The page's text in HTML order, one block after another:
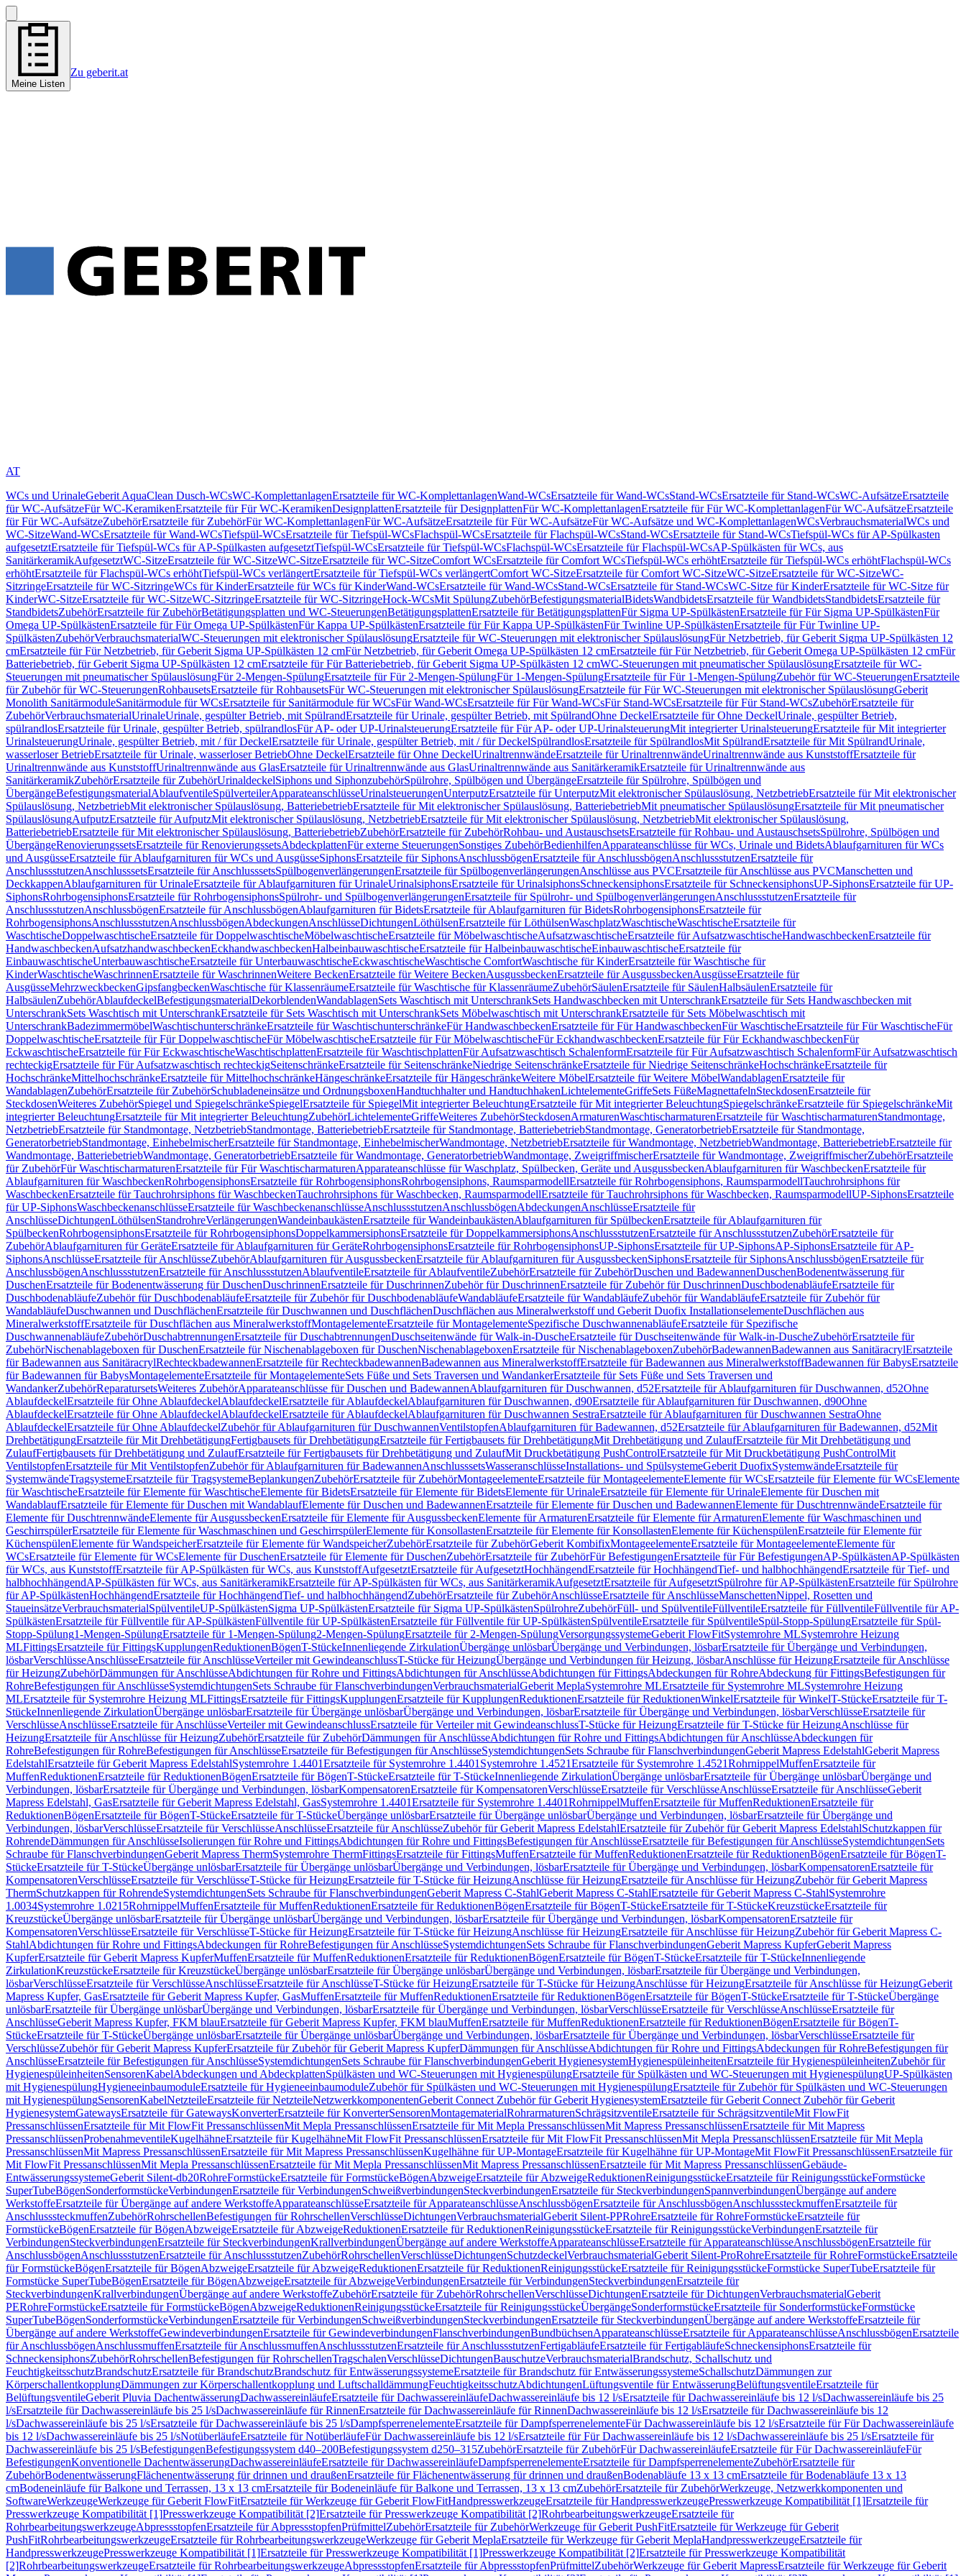
Meine Listen
Zu geberit.at
AT
WCs und UrinaleGeberit AquaClean Dusch-WCsWC-KomplettanlagenErsatzteile für WC-KomplettanlagenWand-WCsErsatzteile für Wand-WCsStand-WCsErsatzteile für Stand-WCsWC-AufsätzeErsatzteile
für WC-AufsätzeFür WC-KeramikenErsatzteile für Für WC-KeramikenDesignplattenErsatzteile für DesignplattenFür WC-KomplettanlagenErsatzteile für Für WC-KomplettanlagenFür WC-AufsätzeErsatzteile
für Für WC-AufsätzeZubehörErsatzteile für ZubehörFür WC-KomplettanlagenFür WC-AufsätzeErsatzteile für Für WC-AufsätzeFür WC-Aufsätze und WC-KomplettanlagenWCsVerbrauchsmaterialWCs und
WC-SitzeWand-WCsErsatzteile für Wand-WCsTiefspül-WCsErsatzteile für Tiefspül-WCsFlachspül-WCsErsatzteile für Flachspül-WCsStand-WCsErsatzteile für Stand-WCsTiefspül-WCs für AP-Spülkasten
aufgesetztErsatzteile für Tiefspül-WCs für AP-Spülkasten aufgesetztTiefspül-WCsErsatzteile für Tiefspül-WCsFlachspül-WCsErsatzteile für Flachspül-WCsAP-Spülkästen für WCs, aus
SanitärkeramikAufgesetztWC-SitzeErsatzteile für WC-SitzeWC-SitzeErsatzteile für WC-SitzeComfort WCsErsatzteile für Comfort WCsTiefspül-WCs erhöhtErsatzteile für Tiefspül-WCs erhöhtFlachspül-WCs
erhöhtErsatzteile für Flachspül-WCs erhöhtTiefspül-WCs verlängertErsatzteile für Tiefspül-WCs verlängertComfort WC-SitzeErsatzteile für Comfort WC-SitzeWC-SitzeErsatzteile für WC-SitzeWC-
SitzringeErsatzteile für WC-SitzringeWCs für KinderErsatzteile für WCs für KinderWand-WCsErsatzteile für Wand-WCsStand-WCsErsatzteile für Stand-WCsWC-Sitze für KinderErsatzteile für WC-Sitze für
KinderWC-SitzeErsatzteile für WC-SitzeWC-SitzringeErsatzteile für WC-SitzringeHock-WCsMit SpülungZubehörBefestigungsmaterialBidetsWandbidetsErsatzteile für WandbidetsStandbidetsErsatzteile für
StandbidetsZubehörErsatzteile für ZubehörBetätigungsplatten und WC-SteuerungenBetätigungsplattenErsatzteile für BetätigungsplattenFür Sigma UP-SpülkästenErsatzteile für Für Sigma UP-SpülkästenFür
Omega UP-SpülkästenErsatzteile für Für Omega UP-SpülkästenFür Kappa UP-SpülkästenErsatzteile für Für Kappa UP-SpülkästenFür Twinline UP-SpülkästenErsatzteile für Für Twinline UP-
SpülkästenZubehörVerbrauchsmaterialWC-Steuerungen mit elektronischer SpülauslösungErsatzteile für WC-Steuerungen mit elektronischer SpülauslösungFür Netzbetrieb, für Geberit Sigma UP-Spülkästen 12
cmErsatzteile für Für Netzbetrieb, für Geberit Sigma UP-Spülkästen 12 cmFür Netzbetrieb, für Geberit Omega UP-Spülkästen 12 cmErsatzteile für Für Netzbetrieb, für Geberit Omega UP-Spülkästen 12 cmFür
Batteriebetrieb, für Geberit Sigma UP-Spülkästen 12 cmErsatzteile für Für Batteriebetrieb, für Geberit Sigma UP-Spülkästen 12 cmWC-Steuerungen mit pneumatischer SpülauslösungErsatzteile für WC-
Steuerungen mit pneumatischer SpülauslösungFür 2-Mengen-SpülungErsatzteile für Für 2-Mengen-SpülungFür 1-Mengen-SpülungErsatzteile für Für 1-Mengen-SpülungZubehör für WC-SteuerungenErsatzteile
für Zubehör für WC-SteuerungenRohbausetsErsatzteile für RohbausetsFür WC-Steuerungen mit elektronischer SpülauslösungErsatzteile für Für WC-Steuerungen mit elektronischer SpülauslösungGeberit
Monolith SanitärmoduleSanitärmodule für WCsErsatzteile für Sanitärmodule für WCsFür Wand-WCsErsatzteile für Für Wand-WCsFür Stand-WCsErsatzteile für Für Stand-WCsZubehörErsatzteile für
ZubehörVerbrauchsmaterialUrinaleUrinale, gespülter Betrieb, mit SpülrandErsatzteile für Urinale, gespülter Betrieb, mit SpülrandOhne DeckelErsatzteile für Ohne DeckelUrinale, gespülter Betrieb,
spülrandlosErsatzteile für Urinale, gespülter Betrieb, spülrandlosFür AP- oder UP-UrinalsteuerungErsatzteile für Für AP- oder UP-UrinalsteuerungMit integrierter UrinalsteuerungErsatzteile für Mit integrierter
UrinalsteuerungUrinale, gespülter Betrieb, mit / für DeckelErsatzteile für Urinale, gespülter Betrieb, mit / für DeckelSpülrandlosErsatzteile für SpülrandlosMit SpülrandErsatzteile für Mit SpülrandUrinale,
wasserloser BetriebErsatzteile für Urinale, wasserloser BetriebOhne DeckelErsatzteile für Ohne DeckelUrinaltrennwändeErsatzteile für UrinaltrennwändeUrinaltrennwände aus KunststoffErsatzteile für
Urinaltrennwände aus KunststoffUrinaltrennwände aus GlasErsatzteile für Urinaltrennwände aus GlasUrinaltrennwände aus SanitärkeramikErsatzteile für Urinaltrennwände aus
SanitärkeramikZubehörErsatzteile für ZubehörUrinaldeckelSiphons und SiphonzubehörSpülrohre, Spülbögen und ÜbergängeErsatzteile für Spülrohre, Spülbögen und
ÜbergängeBefestigungsmaterialAblaufventileSpülverteilerApparateanschlüsseUrinalsteuerungenUnterputzErsatzteile für UnterputzMit elektronischer Spülauslösung, NetzbetriebErsatzteile für Mit elektronischer
Spülauslösung, NetzbetriebMit elektronischer Spülauslösung, BatteriebetriebErsatzteile für Mit elektronischer Spülauslösung, BatteriebetriebMit pneumatischer SpülauslösungErsatzteile für Mit pneumatischer
SpülauslösungAufputzErsatzteile für AufputzMit elektronischer Spülauslösung, NetzbetriebErsatzteile für Mit elektronischer Spülauslösung, NetzbetriebMit elektronischer Spülauslösung,
BatteriebetriebErsatzteile für Mit elektronischer Spülauslösung, BatteriebetriebZubehörErsatzteile für ZubehörRohbau- und AustauschsetsErsatzteile für Rohbau- und AustauschsetsSpülrohre, Spülbögen und
ÜbergängeRenovierungssetsErsatzteile für RenovierungssetsAbdeckplattenFür externe SteuerungenSonstiges ZubehörBedienhilfenApparateanschlüsse für WCs, Urinale und BidetsAblaufgarnituren für WCs
und AusgüsseErsatzteile für Ablaufgarnituren für WCs und AusgüsseSiphonsErsatzteile für SiphonsAnschlussbögenErsatzteile für AnschlussbögenAnschlussstutzenErsatzteile für
AnschlussstutzenAnschlusssetsErsatzteile für AnschlusssetsSpülbogenverlängerungenErsatzteile für SpülbogenverlängerungenAnschlüsse aus PVCErsatzteile für Anschlüsse aus PVCManschetten und
DeckkappenAblaufgarnituren für UrinaleErsatzteile für Ablaufgarnituren für UrinaleUrinalsiphonsErsatzteile für UrinalsiphonsSchneckensiphonsErsatzteile für SchneckensiphonsUP-SiphonsErsatzteile für UP-
SiphonsRohrbogensiphonsErsatzteile für RohrbogensiphonsSpülrohr- und SpülbogenverlängerungenErsatzteile für Spülrohr- und SpülbogenverlängerungenAnschlussstutzenErsatzteile für
AnschlussstutzenAnschlussbögenErsatzteile für AnschlussbögenAblaufgarnituren für BidetsErsatzteile für Ablaufgarnituren für BidetsRohrbogensiphonsErsatzteile für
RohrbogensiphonsAnschlussstutzenAnschlussbögenAbdeckungenAnschlüsseDichtungenLöthülsenErsatzteile für LöthülsenWaschplatzWaschtischeWaschtischeErsatzteile für
WaschtischeDoppelwaschtischeErsatzteile für DoppelwaschtischeMöbelwaschtischeErsatzteile für MöbelwaschtischeAufsatzwaschtischeErsatzteile für AufsatzwaschtischeHandwaschbeckenErsatzteile für
HandwaschbeckenAufsatzhandwaschbeckenEckhandwaschbeckenHalbeinbauwaschtischeErsatzteile für HalbeinbauwaschtischeEinbauwaschtischeErsatzteile für
EinbauwaschtischeUnterbauwaschtischeErsatzteile für UnterbauwaschtischeEckwaschtischeWaschtische ComfortWaschtische für KinderErsatzteile für Waschtische für
KinderWaschtischeWaschrinnenErsatzteile für WaschrinnenWeitere BeckenErsatzteile für Weitere BeckenAusgussbeckenErsatzteile für AusgussbeckenAusgüsseErsatzteile für
AusgüsseMehrzweckbeckenGipsfangbeckenWaschtische für KlassenräumeErsatzteile für Waschtische für KlassenräumeZubehörSäulenErsatzteile für SäulenHalbsäulenErsatzteile für
HalbsäulenZubehörAblaufdeckelBefestigungsmaterialDekorblendenWandablagenSets Waschtisch mit UnterschrankSets Handwaschbecken mit UnterschrankErsatzteile für Sets Handwaschbecken mit
UnterschrankSets Waschtisch mit UnterschrankErsatzteile für Sets Waschtisch mit UnterschrankSets Möbelwaschtisch mit UnterschrankErsatzteile für Sets Möbelwaschtisch mit
UnterschrankBadezimmermöbelWaschtischunterschränkeErsatzteile für WaschtischunterschränkeFür HandwaschbeckenErsatzteile für Für HandwaschbeckenFür WaschtischeErsatzteile für Für WaschtischeFür
DoppelwaschtischeErsatzteile für Für DoppelwaschtischeFür MöbelwaschtischeErsatzteile für Für MöbelwaschtischeFür EckhandwaschbeckenErsatzteile für Für EckhandwaschbeckenFür
EckwaschtischeErsatzteile für Für EckwaschtischeWaschtischplattenErsatzteile für WaschtischplattenFür Aufsatzwaschtisch SchalenformErsatzteile für Für Aufsatzwaschtisch SchalenformFür Aufsatzwaschtisch
rechteckigErsatzteile für Für Aufsatzwaschtisch rechteckigSeitenschränkeErsatzteile für SeitenschränkeNiedrige SeitenschränkeErsatzteile für Niedrige SeitenschränkeHochschränkeErsatzteile für
HochschränkeMittelhochschränkeErsatzteile für MittelhochschränkeHängeschränkeErsatzteile für HängeschränkeWeitere MöbelErsatzteile für Weitere MöbelWandablagenErsatzteile für
WandablagenZubehörErsatzteile für ZubehörSchubladeneinsätze und OrdnungsboxenHandtuchhalter und HandtuchhakenLichtelementeGriffeSets FüßeMagnettafelnSteckdosenErsatzteile für
SteckdosenWeiteres ZubehörSpiegel und SpiegelschränkeSpiegelErsatzteile für SpiegelMit integrierter BeleuchtungErsatzteile für Mit integrierter BeleuchtungSpiegelschränkeErsatzteile für SpiegelschränkeMit
integrierter BeleuchtungErsatzteile für Mit integrierter BeleuchtungZubehörLichtelementeGriffeWeiteres ZubehörSteckdosenArmaturenWaschtischarmaturenErsatzteile für WaschtischarmaturenStandmontage,
NetzbetriebErsatzteile für Standmontage, NetzbetriebStandmontage, BatteriebetriebErsatzteile für Standmontage, BatteriebetriebStandmontage, GeneratorbetriebErsatzteile für Standmontage,
GeneratorbetriebStandmontage, EinhebelmischerErsatzteile für Standmontage, EinhebelmischerWandmontage, NetzbetriebErsatzteile für Wandmontage, NetzbetriebWandmontage, BatteriebetriebErsatzteile für
Wandmontage, BatteriebetriebWandmontage, GeneratorbetriebErsatzteile für Wandmontage, GeneratorbetriebWandmontage, ZweigriffmischerErsatzteile für Wandmontage, ZweigriffmischerZubehörErsatzteile
für ZubehörFür WaschtischarmaturenErsatzteile für Für WaschtischarmaturenApparateanschlüsse für Waschplatz, Spülbecken, Geräte und AusgussbeckenAblaufgarnituren für WaschbeckenErsatzteile für
Ablaufgarnituren für WaschbeckenRohrbogensiphonsErsatzteile für RohrbogensiphonsRohrbogensiphons, RaumsparmodellErsatzteile für Rohrbogensiphons, RaumsparmodellTauchrohrsiphons für
WaschbeckenErsatzteile für Tauchrohrsiphons für WaschbeckenTauchrohrsiphons für Waschbecken, RaumsparmodellErsatzteile für Tauchrohrsiphons für Waschbecken, RaumsparmodellUP-SiphonsErsatzteile
für UP-SiphonsWaschbeckenanschlüsseErsatzteile für WaschbeckenanschlüsseAnschlussstutzenAnschlussbögenAbdeckungenAnschlüsseErsatzteile für
AnschlüsseDichtungenLöthülsenStandrohreVerlängerungenWandeinbaukästenErsatzteile für WandeinbaukästenAblaufgarnituren für SpülbeckenErsatzteile für Ablaufgarnituren für
SpülbeckenRohrbogensiphonsErsatzteile für RohrbogensiphonsDoppelkammersiphonsErsatzteile für DoppelkammersiphonsAnschlussstutzenErsatzteile für AnschlussstutzenZubehörErsatzteile für
ZubehörAblaufgarnituren für GeräteErsatzteile für Ablaufgarnituren für GeräteRohrbogensiphonsErsatzteile für RohrbogensiphonsUP-SiphonsErsatzteile für UP-SiphonsAP-SiphonsErsatzteile für AP-
SiphonsAnschlüsseErsatzteile für AnschlüsseZubehörAblaufgarnituren für AusgussbeckenErsatzteile für Ablaufgarnituren für AusgussbeckenSiphonsErsatzteile für SiphonsAnschlussbögenErsatzteile für
AnschlussbögenAnschlussstutzenErsatzteile für AnschlussstutzenAblaufventileErsatzteile für AblaufventileZubehörErsatzteile für ZubehörDuschen und BadewannenDuschenBodenentwässerung für
DuschenErsatzteile für Bodenentwässerung für DuschenDuschrinnenErsatzteile für DuschrinnenZubehör für DuschrinnenErsatzteile für Zubehör für DuschrinnenDuschbodenabläufeErsatzteile für
DuschbodenabläufeZubehör für DuschbodenabläufeErsatzteile für Zubehör für DuschbodenabläufeWandabläufeErsatzteile für WandabläufeZubehör für WandabläufeErsatzteile für Zubehör für
WandabläufeDuschwannen und DuschflächenErsatzteile für Duschwannen und DuschflächenDuschflächen aus Mineralwerkstoff und Geberit Duofix InstallationselementeDuschflächen aus
MineralwerkstoffErsatzteile für Duschflächen aus MineralwerkstoffMontagelementeErsatzteile für MontagelementeSpezifische DuschwannenabläufeErsatzteile für Spezifische
DuschwannenabläufeZubehörDuschabtrennungenErsatzteile für DuschabtrennungenDuschseitenwände für Walk-in-DuscheErsatzteile für Duschseitenwände für Walk-in-DuscheZubehörErsatzteile für
ZubehörNischenablageboxen für DuschenErsatzteile für Nischenablageboxen für DuschenNischenablageboxenErsatzteile für NischenablageboxenZubehörBadewannenBadewannen aus SanitäracrylErsatzteile
für Badewannen aus SanitäracrylRechteckbadewannenErsatzteile für RechteckbadewannenBadewannen aus MineralwerkstoffErsatzteile für Badewannen aus MineralwerkstoffBadewannen für BabysErsatzteile
für Badewannen für BabysMontagelementeErsatzteile für MontagelementeSets Füße und Sets Traversen und WandankerErsatzteile für Sets Füße und Sets Traversen und
WandankerZubehörReparatursetsWeiteres ZubehörApparateanschlüsse für Duschen und BadewannenAblaufgarnituren für Duschwannen, d52Ersatzteile für Ablaufgarnituren für Duschwannen, d52Ohne
AblaufdeckelErsatzteile für Ohne AblaufdeckelAblaufdeckelErsatzteile für AblaufdeckelAblaufgarnituren für Duschwannen, d90Ersatzteile für Ablaufgarnituren für Duschwannen, d90Ohne
AblaufdeckelErsatzteile für Ohne AblaufdeckelAblaufdeckelErsatzteile für AblaufdeckelAblaufgarnituren für Duschwannen SestraErsatzteile für Ablaufgarnituren für Duschwannen SestraOhne
AblaufdeckelErsatzteile für Ohne AblaufdeckelZubehör für Ablaufgarnituren für DuschwannenVentilstopfenAblaufgarnituren für Badewannen, d52Ersatzteile für Ablaufgarnituren für Badewannen, d52Mit
DrehbetätigungErsatzteile für Mit DrehbetätigungFertigbausets für DrehbetätigungErsatzteile für Fertigbausets für DrehbetätigungMit Drehbetätigung und ZulaufErsatzteile für Mit Drehbetätigung und
ZulaufFertigbausets für Drehbetätigung und ZulaufErsatzteile für Fertigbausets für Drehbetätigung und ZulaufMit Druckbetätigung PushControlErsatzteile für Mit Druckbetätigung PushControlMit
VentilstopfenErsatzteile für Mit VentilstopfenZubehör für Ablaufgarnituren für BadewannenAnschlusssetsWasseranschlüsseInstallations- und SpülsystemeGeberit DuofixSystemwändeErsatzteile für
SystemwändeTragsystemeErsatzteile für TragsystemeBeplankungenZubehörErsatzteile für ZubehörMontageelementeErsatzteile für MontageelementeElemente für WCsErsatzteile für Elemente für WCsElemente
für WaschtischeErsatzteile für Elemente für WaschtischeElemente für BidetsErsatzteile für Elemente für BidetsElemente für UrinaleErsatzteile für Elemente für UrinaleElemente für Duschen mit
WandablaufErsatzteile für Elemente für Duschen mit WandablaufElemente für Duschen und BadewannenErsatzteile für Elemente für Duschen und BadewannenElemente für DuschtrennwändeErsatzteile für
Elemente für DuschtrennwändeElemente für AusgussbeckenErsatzteile für Elemente für AusgussbeckenElemente für ArmaturenErsatzteile für Elemente für ArmaturenElemente für Waschmaschinen und
GeschirrspülerErsatzteile für Elemente für Waschmaschinen und GeschirrspülerElemente für KonsollastenErsatzteile für Elemente für KonsollastenElemente für KüchenspülenErsatzteile für Elemente für
KüchenspülenElemente für WandspeicherErsatzteile für Elemente für WandspeicherZubehörErsatzteile für ZubehörGeberit KombifixMontageelementeErsatzteile für MontageelementeElemente für
WCsErsatzteile für Elemente für WCsElemente für DuschenErsatzteile für Elemente für DuschenZubehörErsatzteile für ZubehörFür BefestigungenErsatzteile für Für BefestigungenAP-SpülkästenAP-Spülkästen
für WCs, aus KunststoffErsatzteile für AP-Spülkästen für WCs, aus KunststoffAufgesetztErsatzteile für AufgesetztHochhängendErsatzteile für HochhängendTief- und halbhochhängendErsatzteile für Tief- und
halbhochhängendAP-Spülkästen für WCs, aus SanitärkeramikErsatzteile für AP-Spülkästen für WCs, aus SanitärkeramikAufgesetztErsatzteile für AufgesetztSpülrohre für AP-SpülkästenErsatzteile für Spülrohre
für AP-SpülkästenHochhängendErsatzteile für HochhängendTief- und halbhochhängendZubehörErsatzteile für ZubehörAnschlüsseErsatzteile für AnschlüsseManschettenNippel, Rosetten und
StaueinsätzeVerbrauchsmaterialSpülventileUP-SpülkästenSigma UP-SpülkästenErsatzteile für Sigma UP-SpülkästenSpülrohreZubehörFüll- und SpülventileFüllventileErsatzteile für FüllventileFüllventile für AP-
SpülkästenErsatzteile für Füllventile für AP-SpülkästenFüllventile für UP-SpülkästenErsatzteile für Füllventile für UP-SpülkästenSpülventileErsatzteile für SpülventileSpül-Stopp-SpülungErsatzteile für Spül-
Stopp-Spülung1-Mengen-SpülungErsatzteile für 1-Mengen-Spülung2-Mengen-SpülungErsatzteile für 2-Mengen-SpülungVersorgungssystemeGeberit FlowFitSystemrohre MLSystemrohre Heizung
MLFittingsErsatzteile für FittingsKupplungenReduktionenBögenT-StückeInnenliegende ZirkulationÜbergänge unlösbarÜbergänge und Verbindungen, lösbarErsatzteile für Übergänge und Verbindungen,
lösbarVerschlüsseAnschlüsseErsatzteile für AnschlüsseVerteiler mit GewindeanschlussT-Stücke für HeizungÜbergänge und Verbindungen für Heizung, lösbarAnschlüsse für HeizungErsatzteile für Anschlüsse
für HeizungZubehörDämmungen für AnschlüsseAbdichtungen für Rohre und FittingsAbdichtungen für AnschlüsseAbdichtungen für FittingsAbdeckungen für RohreAbdeckung für FittingsBefestigungen für
RohreBefestigungen für AnschlüsseSystemdichtungenSets Schraube für FlanschverbindungenVerbrauchsmaterialGeberit MeplaSystemrohre MLErsatzteile für Systemrohre MLSystemrohre Heizung
MLErsatzteile für Systemrohre Heizung MLFittingsErsatzteile für FittingsKupplungenErsatzteile für KupplungenReduktionenErsatzteile für ReduktionenWinkelErsatzteile für WinkelT-StückeErsatzteile für T-
StückeInnenliegende ZirkulationÜbergänge unlösbarErsatzteile für Übergänge unlösbarÜbergänge und Verbindungen, lösbarErsatzteile für Übergänge und Verbindungen, lösbarVerschlüsseErsatzteile für
VerschlüsseAnschlüsseErsatzteile für AnschlüsseVerteiler mit GewindeanschlussErsatzteile für Verteiler mit GewindeanschlussT-Stücke für HeizungErsatzteile für T-Stücke für HeizungAnschlüsse für
HeizungErsatzteile für Anschlüsse für HeizungZubehörErsatzteile für ZubehörDämmungen für AnschlüsseAbdichtungen für Rohre und FittingsAbdichtungen für AnschlüsseAbdeckungen für
RohreBefestigungen für RohreBefestigungen für AnschlüsseErsatzteile für Befestigungen für AnschlüsseSystemdichtungenSets Schraube für FlanschverbindungenGeberit Mapress EdelstahlGeberit Mapress
EdelstahlErsatzteile für Geberit Mapress EdelstahlSystemrohre 1.4401Ersatzteile für Systemrohre 1.4401 Systemrohre 1.4521Ersatzteile für Systemrohre 1.4521RohrnippelMuffenErsatzteile für
MuffenReduktionenErsatzteile für ReduktionenBögenErsatzteile für BögenT-StückeErsatzteile für T-StückeInnenliegende ZirkulationÜbergänge unlösbarErsatzteile für Übergänge unlösbarÜbergänge und
Verbindungen, lösbarErsatzteile für Übergänge und Verbindungen, lösbarKompensatorenErsatzteile für KompensatorenVerschlüsseErsatzteile für VerschlüsseAnschlüsseErsatzteile für AnschlüsseGeberit
Mapress Edelstahl, GasErsatzteile für Geberit Mapress Edelstahl, GasSystemrohre 1.4401Ersatzteile für Systemrohre 1.4401RohrnippelMuffenErsatzteile für MuffenReduktionenErsatzteile für
ReduktionenBögenErsatzteile für BögenT-StückeErsatzteile für T-StückeÜbergänge unlösbarErsatzteile für Übergänge unlösbarÜbergänge und Verbindungen, lösbarErsatzteile für Übergänge und
Verbindungen, lösbarVerschlüsseErsatzteile für VerschlüsseAnschlüsseErsatzteile für AnschlüsseZubehör für Geberit Mapress EdelstahlErsatzteile für Zubehör für Geberit Mapress EdelstahlSchutzkappen für
RohrendeDämmungen für AnschlüsseIsolierungen für Rohre und FittingsAbdichtungen für Rohre und FittingsBefestigungen für AnschlüsseErsatzteile für Befestigungen für AnschlüsseSystemdichtungenSets
Schraube für FlanschverbindungenGeberit Mapress ThermSystemrohre ThermFittingsErsatzteile für FittingsMuffenErsatzteile für MuffenReduktionenErsatzteile für ReduktionenBögenErsatzteile für BögenT-
StückeErsatzteile für T-StückeÜbergänge unlösbarErsatzteile für Übergänge unlösbarÜbergänge und Verbindungen, lösbarErsatzteile für Übergänge und Verbindungen, lösbarKompensatorenErsatzteile für
KompensatorenVerschlüsseErsatzteile für VerschlüsseT-Stücke für HeizungErsatzteile für T-Stücke für HeizungAnschlüsse für HeizungErsatzteile für Anschlüsse für HeizungZubehör für Geberit Mapress
ThermSchutzkappen für RohrendeSystemdichtungenSets Schraube für FlanschverbindungenGeberit Mapress C-StahlGeberit Mapress C-StahlErsatzteile für Geberit Mapress C-StahlSystemrohre
1.0034Systemrohre 1.0215RohrnippelMuffenErsatzteile für MuffenReduktionenErsatzteile für ReduktionenBögenErsatzteile für BögenT-StückeErsatzteile für T-StückeKreuzstückeErsatzteile für
KreuzstückeÜbergänge unlösbarErsatzteile für Übergänge unlösbarÜbergänge und Verbindungen, lösbarErsatzteile für Übergänge und Verbindungen, lösbarKompensatorenErsatzteile für
KompensatorenVerschlüsseErsatzteile für VerschlüsseT-Stücke für HeizungErsatzteile für T-Stücke für HeizungAnschlüsse für HeizungErsatzteile für Anschlüsse für HeizungZubehör für Geberit Mapress C-
StahlAbdichtungen für Rohre und FittingsAbdeckungen für RohreBefestigungen für AnschlüsseSystemdichtungenSets Schraube für FlanschverbindungenGeberit Mapress KupferGeberit Mapress
KupferErsatzteile für Geberit Mapress KupferMuffenErsatzteile für MuffenReduktionenErsatzteile für ReduktionenBögenErsatzteile für BögenT-StückeErsatzteile für T-StückeInnenliegende
ZirkulationKreuzstückeErsatzteile für KreuzstückeÜbergänge unlösbarErsatzteile für Übergänge unlösbarÜbergänge und Verbindungen, lösbarErsatzteile für Übergänge und Verbindungen,
lösbarVerschlüsseErsatzteile für VerschlüsseAnschlüsseErsatzteile für AnschlüsseT-Stücke für HeizungErsatzteile für T-Stücke für HeizungAnschlüsse für HeizungErsatzteile für Anschlüsse für HeizungGeberit
Mapress Kupfer, GasErsatzteile für Geberit Mapress Kupfer, GasMuffenErsatzteile für MuffenReduktionenErsatzteile für ReduktionenBögenErsatzteile für BögenT-StückeErsatzteile für T-StückeÜbergänge
unlösbarErsatzteile für Übergänge unlösbarÜbergänge und Verbindungen, lösbarErsatzteile für Übergänge und Verbindungen, lösbarVerschlüsseErsatzteile für VerschlüsseAnschlüsseErsatzteile für
AnschlüsseGeberit Mapress Kupfer, FKM blauErsatzteile für Geberit Mapress Kupfer, FKM blauMuffenErsatzteile für MuffenReduktionenErsatzteile für ReduktionenBögenErsatzteile für BögenT-
StückeErsatzteile für T-StückeÜbergänge unlösbarErsatzteile für Übergänge unlösbarÜbergänge und Verbindungen, lösbarErsatzteile für Übergänge und Verbindungen, lösbarVerschlüsseErsatzteile für
VerschlüsseZubehör für Geberit Mapress KupferErsatzteile für Zubehör für Geberit Mapress KupferDämmungen für AnschlüsseAbdichtungen für Rohre und FittingsAbdeckungen für RohreBefestigungen für
AnschlüsseErsatzteile für Befestigungen für AnschlüsseSystemdichtungenSets Schraube für FlanschverbindungenGeberit HygienesystemHygienespüleinheitenErsatzteile für HygienespüleinheitenZubehör für
HygienespüleinheitenSensorenKabelAbdeckungen und AbdeckplattenSpülkästen und WC-Steuerungen mit HygienespülungErsatzteile für Spülkästen und WC-Steuerungen mit HygienespülungUP-Spülkästen
mit HygienespülungHygieneeinbaumoduleErsatzteile für HygieneeinbaumoduleZubehör für Spülkästen und WC-Steuerungen mit HygienespülungErsatzteile für Zubehör für Spülkästen und WC-Steuerungen
mit HygienespülungSensorenKabelNetzteileErsatzteile für NetzteileNetzwerkkomponentenGeberit Connect Zubehör für Geberit HygienesystemErsatzteile für Geberit Connect Zubehör für Geberit
HygienesystemGatewaysErsatzteile für GatewaysKonverterErsatzteile für KonverterSensorenMontagematerialRohrarmaturenSchrägsitzventileErsatzteile für SchrägsitzventileMit FlowFit
PressanschlüssenErsatzteile für Mit FlowFit PressanschlüssenMit Mepla PressanschlüssenErsatzteile für Mit Mepla PressanschlüssenMit Mapress PressanschlüssenErsatzteile für Mit Mapress
PressanschlüssenProbenahmeventileKugelhähneErsatzteile für KugelhähneMit FlowFit PressanschlüssenErsatzteile für Mit FlowFit PressanschlüssenMit Mepla PressanschlüssenErsatzteile für Mit Mepla
PressanschlüssenMit Mapress PressanschlüssenErsatzteile für Mit Mapress PressanschlüssenKugelhähne für UP-MontageErsatzteile für Kugelhähne für UP-MontageMit FlowFit PressanschlüssenErsatzteile für
Mit FlowFit PressanschlüssenMit Mepla PressanschlüssenErsatzteile für Mit Mepla PressanschlüssenMit Mapress PressanschlüssenErsatzteile für Mit Mapress PressanschlüssenGebäude-
EntwässerungssystemeGeberit Silent-db20RohreFormstückeErsatzteile für FormstückeBögenAbzweigeErsatzteile für AbzweigeReduktionenReinigungsstückeErsatzteile für ReinigungsstückeFormstücke
SuperTubeBögenSonderformstückeVerbindungenErsatzteile für VerbindungenSchweißverbindungenSteckverbindungenErsatzteile für SteckverbindungenSpannverbindungenÜbergänge auf andere
WerkstoffeErsatzteile für Übergänge auf andere WerkstoffeApparateanschlüsseErsatzteile für ApparateanschlüsseAnschlussbögenErsatzteile für AnschlussbögenAnschlusssteckmuffenErsatzteile für
AnschlusssteckmuffenZubehörRohrschellenBefestigungen für RohrschellenVerschlüsseDichtungenVerbrauchsmaterialGeberit Silent-PPRohreErsatzteile für RohreFormstückeErsatzteile für
FormstückeBögenErsatzteile für BögenAbzweigeErsatzteile für AbzweigeReduktionenErsatzteile für ReduktionenReinigungsstückeErsatzteile für ReinigungsstückeVerbindungenErsatzteile für
VerbindungenSteckverbindungenErsatzteile für SteckverbindungenKrallverbindungenÜbergänge auf andere WerkstoffeApparateanschlüsseErsatzteile für ApparateanschlüsseAnschlussbögenErsatzteile für
AnschlussbögenAnschlussstutzenErsatzteile für AnschlussstutzenZubehörRohrschellenVerschlüsseDichtungenSchutzdeckelVerbrauchsmaterialGeberit Silent-ProRohreErsatzteile für RohreFormstückeErsatzteile
für FormstückeBögenErsatzteile für BögenAbzweigeErsatzteile für AbzweigeReduktionenErsatzteile für ReduktionenReinigungsstückeErsatzteile für ReinigungsstückeFormstücke SuperTubeErsatzteile für
Formstücke SuperTubeBögenErsatzteile für BögenAbzweigeErsatzteile für AbzweigeVerbindungenErsatzteile für VerbindungenSteckverbindungenErsatzteile für
SteckverbindungenKrallverbindungenÜbergänge auf andere WerkstoffeZubehörErsatzteile für ZubehörRohrschellenVerschlüsseDichtungenErsatzteile für DichtungenVerbrauchsmaterialGeberit
PERohreFormstückeErsatzteile für FormstückeBögenAbzweigeReduktionenReinigungsstückeErsatzteile für ReinigungsstückeÜbergängeSonderformstückeErsatzteile für SonderformstückeFormstücke
SuperTubeBögenSonderformstückeVerbindungenErsatzteile für VerbindungenSchweißverbindungenSteckverbindungenErsatzteile für SteckverbindungenÜbergänge auf andere WerkstoffeErsatzteile für
Übergänge auf andere WerkstoffeGewindeverbindungenErsatzteile für GewindeverbindungenFlanschverbindungenBundbüchsenApparateanschlüsseErsatzteile für ApparateanschlüsseAnschlussbögenErsatzteile
für AnschlussbögenAnschlussmuffenErsatzteile für AnschlussmuffenAnschlussstutzenErsatzteile für AnschlussstutzenFertigabläufeErsatzteile für FertigabläufeSchneckensiphonsErsatzteile für
SchneckensiphonsZubehörRohrschellenBefestigungen für RohrschellenTragschalenVerschlüsseDichtungenBauschutzeVerbrauchsmaterialBrandschutz, Schallschutz und
FeuchtigkeitsschutzBrandschutzErsatzteile für BrandschutzBrandschutz für EntwässerungssystemeErsatzteile für Brandschutz für EntwässerungssystemeSchallschutzDämmungen zur
KörperschallentkopplungDämmungen zur Körperschallentkopplung und LuftschalldämmungFeuchtigkeitsschutzAbdichtungenLüftungsventile für EntwässerungBelüftungsventileErsatzteile für
BelüftungsventileGeberit Pluvia DachentwässerungDachwassereinläufeErsatzteile für DachwassereinläufeDachwassereinläufe bis 12 l/sErsatzteile für Dachwassereinläufe bis 12 l/sDachwassereinläufe bis 25
l/sErsatzteile für Dachwassereinläufe bis 25 l/sDachwassereinläufe für RinnenErsatzteile für Dachwassereinläufe für RinnenDachwassereinläufe bis 12 l/sErsatzteile für Dachwassereinläufe bis 12
l/sDachwassereinläufe bis 25 l/sErsatzteile für Dachwassereinläufe bis 25 l/sDampfsperrenelementeErsatzteile für DampfsperrenelementeFür Dachwassereinläufe bis 12 l/sErsatzteile für Für Dachwassereinläufe
bis 12 l/sDachwassereinläufe bis 25 l/sNotüberläufeErsatzteile für NotüberläufeFür Dachwassereinläufe bis 12 l/sErsatzteile für Für Dachwassereinläufe bis 12 l/sDachwassereinläufe bis 25 l/sErsatzteile für
Dachwassereinläufe bis 25 l/sBefestigungenBefestigungssystem d40–200Befestigungssystem d250–315ZubehörErsatzteile für ZubehörFür DachwassereinläufeErsatzteile für Für DachwassereinläufeFür
BefestigungenKonventionelle DachentwässerungDachwassereinläufeErsatzteile für DachwassereinläufeDampfsperrenelementeErsatzteile für DampfsperrenelementeZubehörErsatzteile für
ZubehörBodenentwässerungFlächenentwässerung für drinnen und draußenErsatzteile für Flächenentwässerung für drinnen und draußenBodenabläufe 13 x 13 cmErsatzteile für Bodenabläufe 13 x 13
cmBodeneinläufe für Balkone und Terrassen, 13 x 13 cmErsatzteile für Bodeneinläufe für Balkone und Terrassen, 13 x 13 cmZubehörErsatzteile für ZubehörWerkzeuge, Netzwerkkomponenten und
SoftwareWerkzeugeWerkzeuge für Geberit FlowFitErsatzteile für Werkzeuge für Geberit FlowFitHandpresswerkzeugeErsatzteile für HandpresswerkzeugePresswerkzeuge Kompatibilität [1]Ersatzteile für
Presswerkzeuge Kompatibilität [1]Presswerkzeuge Kompatibilität [2]Ersatzteile für Presswerkzeuge Kompatibilität [2]RohrbearbeitungswerkzeugeErsatzteile für
RohrbearbeitungswerkzeugeAbpressstopfenErsatzteile für AbpressstopfenPrüfmittelZubehörErsatzteile für ZubehörWerkzeuge für Geberit PushFitErsatzteile für Werkzeuge für Geberit
PushFitRohrbearbeitungswerkzeugeErsatzteile für RohrbearbeitungswerkzeugeWerkzeuge für Geberit MeplaErsatzteile für Werkzeuge für Geberit MeplaHandpresswerkzeugeErsatzteile für
HandpresswerkzeugePresswerkzeuge Kompatibilität [1]Ersatzteile für Presswerkzeuge Kompatibilität [1]Presswerkzeuge Kompatibilität [2]Ersatzteile für Presswerkzeuge Kompatibilität
[2]RohrbearbeitungswerkzeugeErsatzteile für RohrbearbeitungswerkzeugeAbpressstopfenErsatzteile für AbpressstopfenPrüfmittelZubehörWerkzeuge für Geberit MapressErsatzteile für Werkzeuge für Geberit